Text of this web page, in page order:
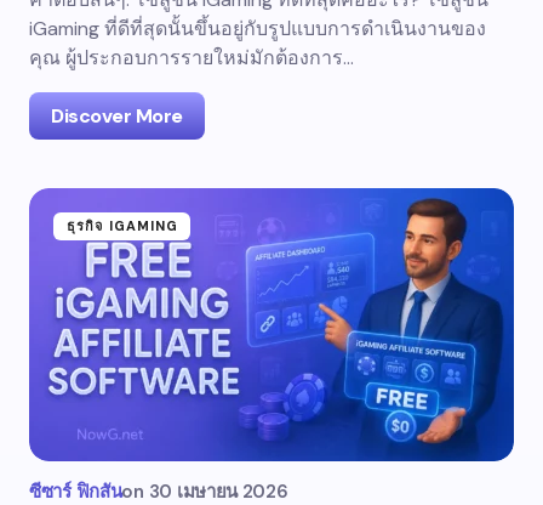
iGaming ที่ดีที่สุดนั้นขึ้นอยู่กับรูปแบบการดำเนินงานของ
คุณ ผู้ประกอบการรายใหม่มักต้องการ…
Discover More
ธุรกิจ IGAMING
ซีซาร์ ฟิกสันon 30 เมษายน 2026